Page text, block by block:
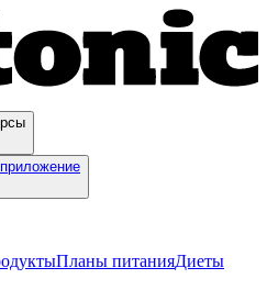
Планы питанияДиеты